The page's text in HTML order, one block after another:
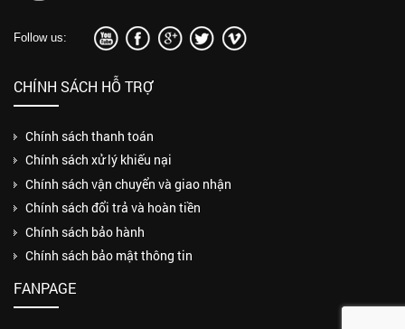
Follow us:
CHÍNH SÁCH HỖ TRỢ
Chính sách thanh toán
Chính sách xử lý khiếu nại
Chính sách vận chuyển và giao nhận
Chính sách đổi trả và hoàn tiền
Chính sách bảo hành
Chính sách bảo mật thông tin
FANPAGE